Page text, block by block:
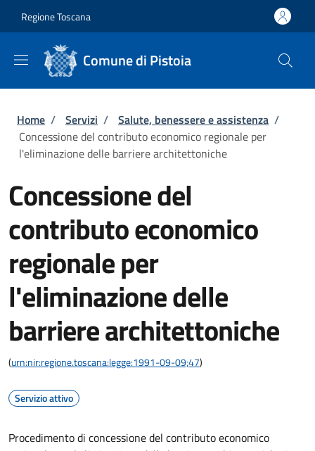
Regione Toscana
Comune di Pistoia
Briciole di pane
Home / Servizi / Salute, benessere e assistenza /
Concessione del contributo economico regionale per
l'eliminazione delle barriere architettoniche
Concessione del
contributo economico
regionale per
l'eliminazione delle
barriere architettoniche
(urn:nir:regione.toscana:legge:1991-09-09;47)
Servizio attivo
Procedimento di concessione del contributo economico